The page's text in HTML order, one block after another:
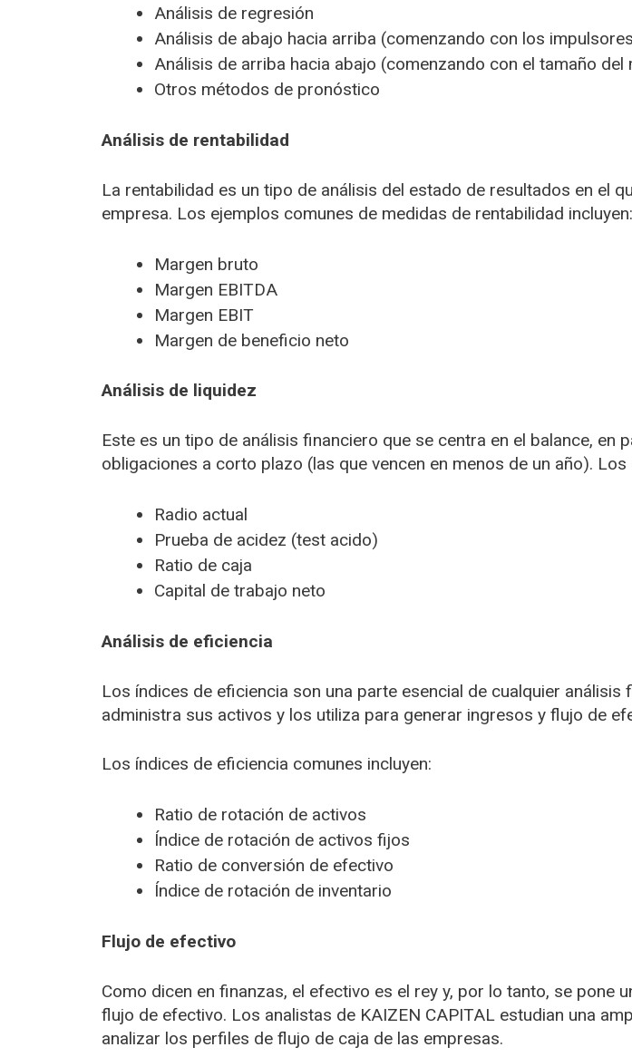
Análisis de regresión
Análisis de abajo hacia arriba (comenzando con los
Análisis de arriba hacia abajo (comenzando con el tamaño
Otros métodos de pronóstico
Análisis de rentabilidad
La rentabilidad es un tipo de análisis del estado de resultados en el
empresa. Los ejemplos comunes de medidas de rentabilidad incluyen:
Margen bruto
Margen EBITDA
Margen EBIT
Margen de beneficio neto
Análisis de liquidez
Este es un tipo de análisis financiero que se centra en el balance,
obligaciones a corto plazo (las que vencen en menos de un año).
Radio actual
Prueba de acidez (test acido)
Ratio de caja
Capital de trabajo neto
Análisis de eficiencia
Los índices de eficiencia son una parte esencial de cualquier
administra sus activos y los utiliza para generar ingresos y flujo de
Los índices de eficiencia comunes incluyen:
Ratio de rotación de activos
Índice de rotación de activos fijos
Ratio de conversión de efectivo
Índice de rotación de inventario
Flujo de efectivo
Como dicen en finanzas, el efectivo es el rey y, por lo tanto, se pone
flujo de efectivo. Los analistas de KAIZEN CAPITAL estudian una
analizar los perfiles de flujo de caja de las empresas.